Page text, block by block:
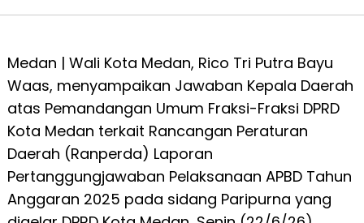
Medan | Wali Kota Medan, Rico Tri Putra Bayu
Waas, menyampaikan Jawaban Kepala Daerah
atas Pemandangan Umum Fraksi-Fraksi DPRD
Kota Medan terkait Rancangan Peraturan
Daerah (Ranperda) Laporan
Pertanggungjawaban Pelaksanaan APBD Tahun
Anggaran 2025 pada sidang Paripurna yang